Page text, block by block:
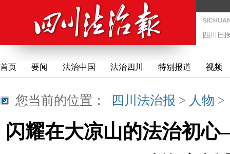
首页 要闻 法治中国 法治四川 特别报道 视频
您当前的位置： 四川法治报 > 人物
闪耀在大凉山的法治初